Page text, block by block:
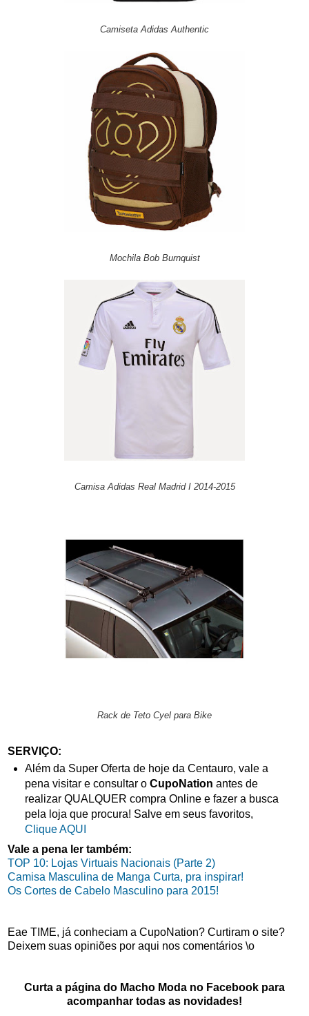
Camiseta Adidas Authentic
Mochila Bob Burnquist
Camisa Adidas Real Madrid I 2014-2015
Rack de Teto Cyel para Bike
SERVIÇO:
Além da Super Oferta de hoje da Centauro, vale a
pena visitar e consultar o CupoNation antes de
realizar QUALQUER compra Online e fazer a busca
pela loja que procura! Salve em seus favoritos,
Clique AQUI
Vale a pena ler também:
TOP 10: Lojas Virtuais Nacionais (Parte 2)
Camisa Masculina de Manga Curta, pra inspirar!
Os Cortes de Cabelo Masculino para 2015!
Eae TIME, já conheciam a CupoNation? Curtiram o site?
Deixem suas opiniões por aqui nos comentários \o
Curta a página do Macho Moda no Facebook para
acompanhar todas as novidades!